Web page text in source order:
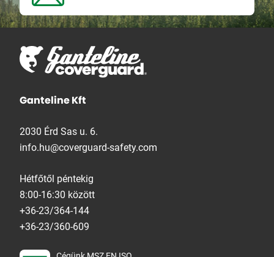
Ganteline Kft
2030 Érd Sas u. 6.
info.hu@coverguard-safety.com
Hétfőtől péntekig
8:00-16:30 között
+36-23/364-144
+36-23/360-609